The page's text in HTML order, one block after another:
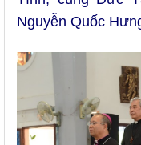
Nguyễn Quốc